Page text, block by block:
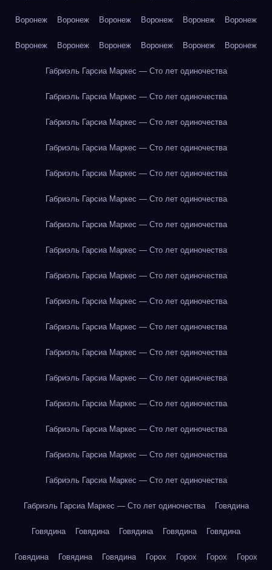
Воронеж Воронеж Воронеж Воронеж Воронеж Воронеж
Воронеж Воронеж Воронеж Воронеж Воронеж Воронеж
Габриэль Гарсиа Маркес — Сто лет одиночества
Габриэль Гарсиа Маркес — Сто лет одиночества
Габриэль Гарсиа Маркес — Сто лет одиночества
Габриэль Гарсиа Маркес — Сто лет одиночества
Габриэль Гарсиа Маркес — Сто лет одиночества
Габриэль Гарсиа Маркес — Сто лет одиночества
Габриэль Гарсиа Маркес — Сто лет одиночества
Габриэль Гарсиа Маркес — Сто лет одиночества
Габриэль Гарсиа Маркес — Сто лет одиночества
Габриэль Гарсиа Маркес — Сто лет одиночества
Габриэль Гарсиа Маркес — Сто лет одиночества
Габриэль Гарсиа Маркес — Сто лет одиночества
Габриэль Гарсиа Маркес — Сто лет одиночества
Габриэль Гарсиа Маркес — Сто лет одиночества
Габриэль Гарсиа Маркес — Сто лет одиночества
Габриэль Гарсиа Маркес — Сто лет одиночества
Габриэль Гарсиа Маркес — Сто лет одиночества
Габриэль Гарсиа Маркес — Сто лет одиночества Говядина
Говядина Говядина Говядина Говядина Говядина
Говядина Говядина Говядина Горох Горох Горох Горох